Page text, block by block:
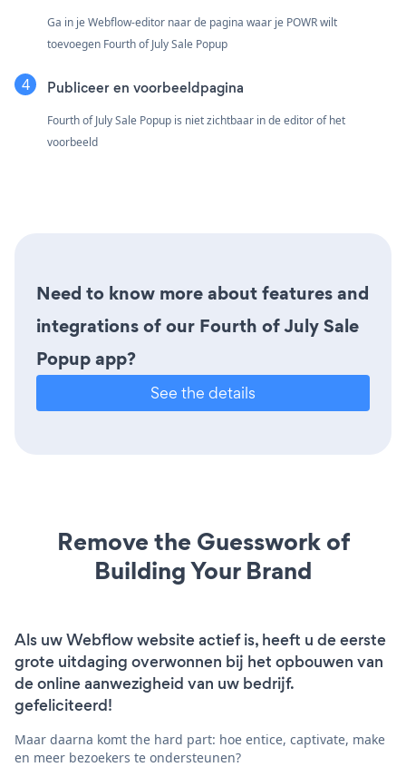
Ga in je Webflow-editor naar de pagina waar je POWR wilt
toevoegen Fourth of July Sale Popup
Publiceer en voorbeeldpagina
Fourth of July Sale Popup is niet zichtbaar in de editor of het
voorbeeld
Need to know more about features and
integrations of our Fourth of July Sale
Popup app?
See the details
Remove the Guesswork of
Building Your Brand
Als uw Webflow website actief is, heeft u de eerste
grote uitdaging overwonnen bij het opbouwen van
de online aanwezigheid van uw bedrijf.
gefeliciteerd!
Maar daarna komt the hard part: hoe entice, captivate, make
en meer bezoekers te ondersteunen?